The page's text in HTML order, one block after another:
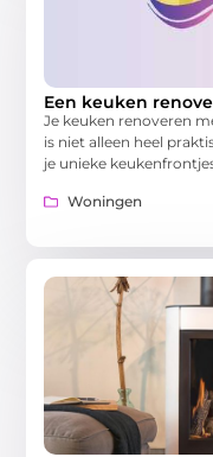
Een keuken
Je keuken renoveren
is niet alleen heel
je unieke
Woningen